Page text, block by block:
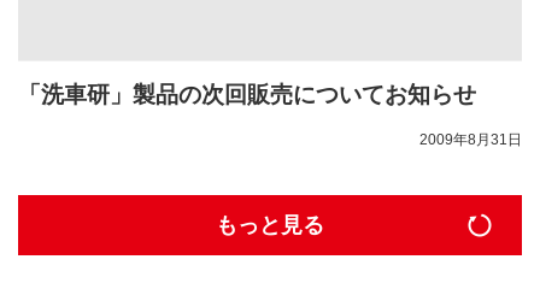
「洗車研」製品の次回販売についてお知らせ
2009年8月31日
もっと見る